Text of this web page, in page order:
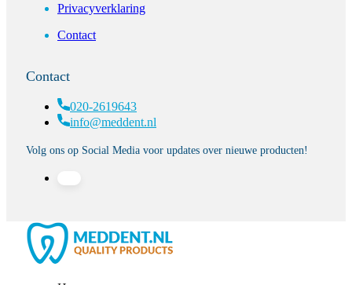
Privacyverklaring
Contact
Contact
020-2619643
info@meddent.nl
Volg ons op Social Media voor updates over nieuwe producten!